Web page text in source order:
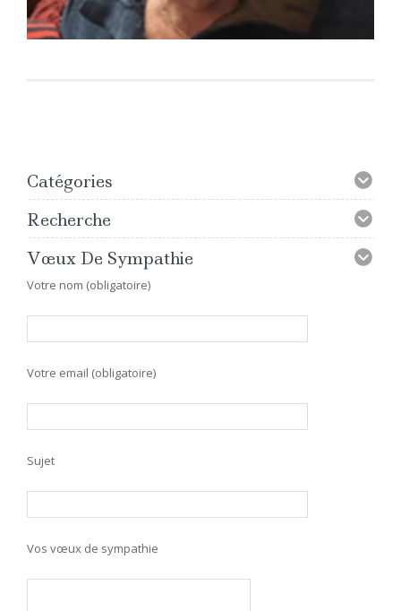
Catégories
Recherche
Vœux De Sympathie
Votre nom (obligatoire)
Votre email (obligatoire)
Sujet
Vos vœux de sympathie